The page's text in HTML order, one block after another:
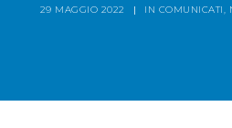
IL
29 MAGGIO 2022 | IN COMUNICATI,